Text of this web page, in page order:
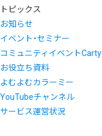
トピックス
お知らせ
イベント・セミナー
コミュニティイベントCarty
お役立ち資料
よむよむカラーミー
YouTubeチャンネル
サービス運営状況